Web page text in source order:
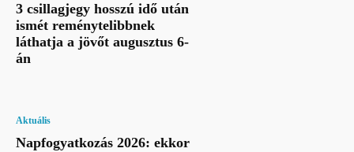
3 csillagjegy hosszú idő után
ismét reménytelibbnek
láthatja a jövőt augusztus 6-
án
Aktuális
Napfogyatkozás 2026: ekkor